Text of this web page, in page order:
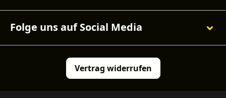
Folge uns auf Social Media
Vertrag widerrufen